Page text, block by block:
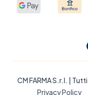
CM FARMA S.r.l. |
Privacy Policy